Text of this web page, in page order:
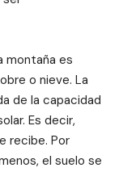
montaña es
o nieve. La
de la capacidad
Es decir,
recibe. Por
el suelo se